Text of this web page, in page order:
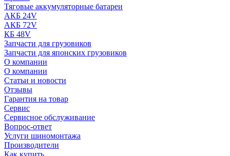
Тяговые аккумуляторные батареи
АКБ 24V
АКБ 72V
КБ 48V
Запчасти для грузовиков
Запчасти для японских грузовиков
О компании
О компании
Статьи и новости
Отзывы
Гарантия на товар
Сервис
Сервисное обслуживание
Вопрос-ответ
Услуги шиномонтажа
Производители
Как купить